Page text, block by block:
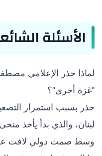
الأسئلة
لماذا حذر الإعلامي
"غزة أخرى"؟
حذر بسبب استمرار
لبنان، والذي بدأ يأخذ
وسط صمت دولي لافت